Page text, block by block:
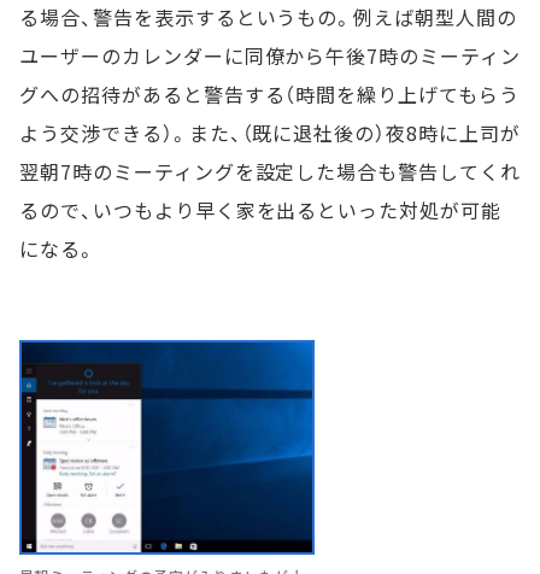
る場合、警告を表示するというもの。例えば朝型人間の
ユーザーのカレンダーに同僚から午後7時のミーティン
グへの招待があると警告する（時間を繰り上げてもらう
よう交渉できる）。また、（既に退社後の）夜8時に上司が
翌朝7時のミーティングを設定した場合も警告してくれ
るので、いつもより早く家を出るといった対処が可能
になる。